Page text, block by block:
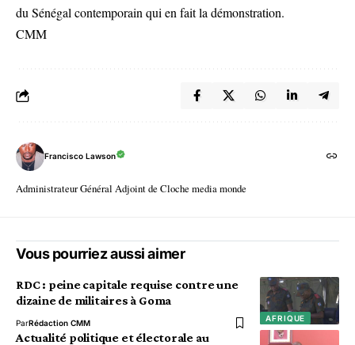
du Sénégal contemporain qui en fait la démonstration.
CMM
Francisco Lawson
Administrateur Général Adjoint de Cloche media monde
Vous pourriez aussi aimer
AFRIQUE
RDC : peine capitale requise contre une
dizaine de militaires à Goma
ParRédaction CMM
Actualité politique et électorale au